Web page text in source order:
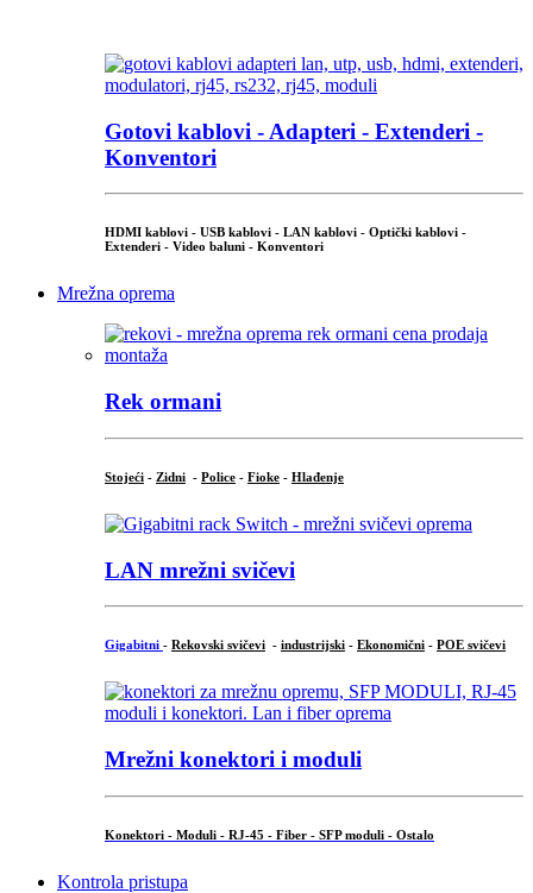
Gotovi kablovi - Adapteri - Extenderi -
Konventori
HDMI kablovi - USB kablovi - LAN kablovi - Optički kablovi -
Extenderi - Video baluni - Konventori
Mrežna oprema
Rek ormani
Stojeći - Zidni - Police - Fioke - Hlađenje
LAN mrežni svičevi
Gigabitni - Rekovski svičevi - industrijski - Ekonomični - POE svičevi
Mrežni konektori i moduli
Konektori - Moduli - RJ-45 - Fiber - SFP moduli - Ostalo
Kontrola pristupa